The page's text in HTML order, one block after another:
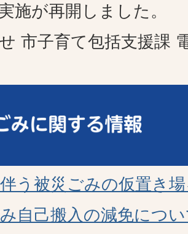
施が再開しました。
市子育て包括支援課
う被災ごみの仮置き
自己搬入の減免につ